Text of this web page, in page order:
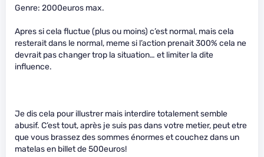
Genre: 2000euros max.
Apres si cela fluctue (plus ou moins) c’est normal, mais cela
resterait dans le normal, meme si l’action prenait 300% cela ne
devrait pas changer trop la situation… et limiter la dite
influence.
Je dis cela pour illustrer mais interdire totalement semble
abusif. C’est tout, après je suis pas dans votre metier, peut etre
que vous brassez des sommes énormes et couchez dans un
matelas en billet de 500euros!